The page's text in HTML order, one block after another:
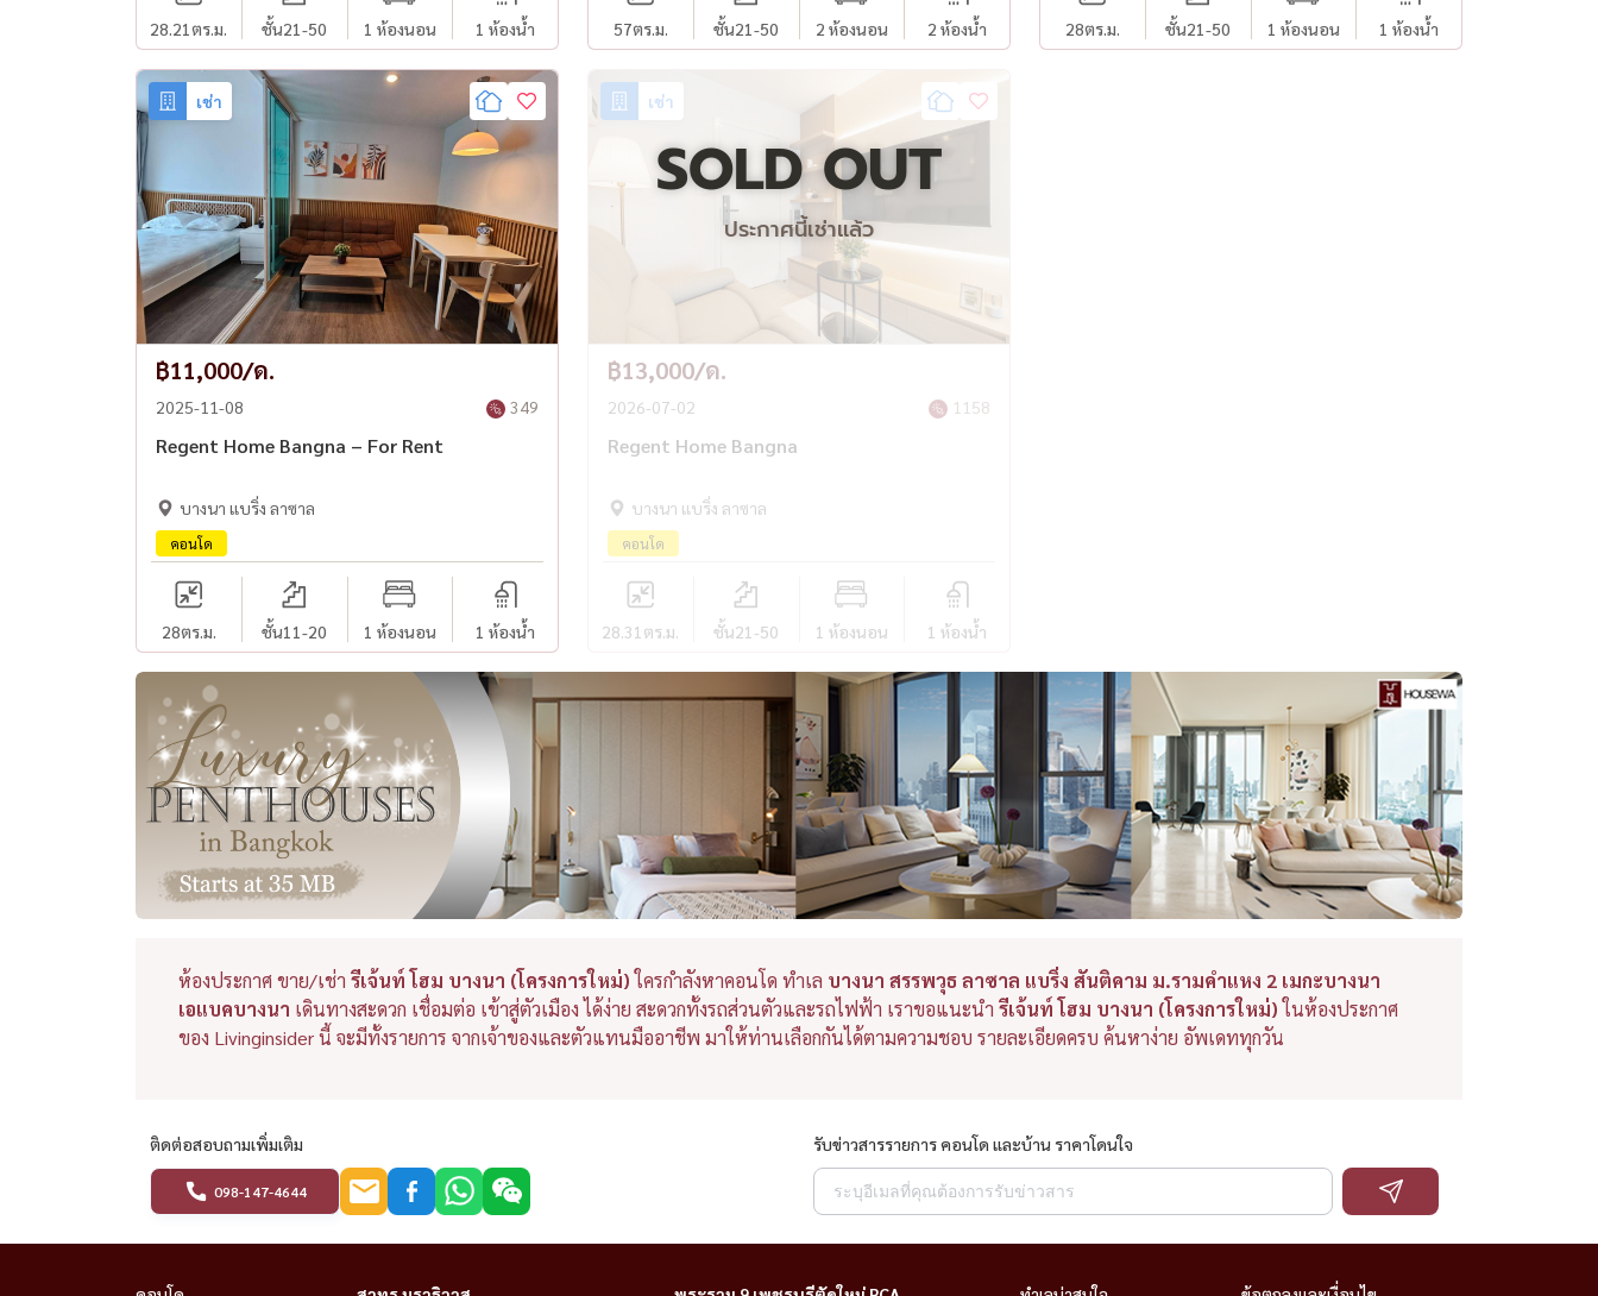
28.21ตร.ม. ชั้น21-50 1 ห้องนอน 1 ห้องน้ำ 57ตร.ม. ชั้น21-50 2 ห้องนอน 2 ห้องน้ำ 28ตร.ม. ชั้น21-50 1 ห้องนอน 1 ห้องน้ำ
เช่า
฿11,000/ด.
2025-11-08 349
Regent Home Bangna – For Rent
บางนา แบริ่ง ลาซาล
คอนโด
28ตร.ม. ชั้น11-20 1 ห้องนอน 1 ห้องน้ำ
เช่า
SOLD OUT
ประกาศนี้เช่าแล้ว
฿13,000/ด.
2026-07-02 1158
Regent Home Bangna
บางนา แบริ่ง ลาซาล
คอนโด
28.31 ตร.ม. ชั้น21-50 1 ห้องนอน 1 ห้องน้ำ
ห้องประกาศ ขาย/เช่า รีเจ้นท์ โฮม บางนา (โครงการใหม่)ใครกำลังหาคอนโด ทำเล บางนา สรรพวุธ ลาซาล แบริ่ง สันติคาม ม.รามคำแหง 2 เมกะบางนา
เอแบคบางนา เดินทางสะดวก เชื่อมต่อ เข้าสู่ตัวเมือง ได้ง่าย สะดวกทั้งรถส่วนตัวและรถไฟฟ้า เราขอแนะนำ รีเจ้นท์ โฮม บางนา (โครงการใหม่)ในห้องประกาศ
ของ Livinginsider นี้ จะมีทั้งรายการ จากเจ้าของและตัวแทนมืออาชีพ มาให้ท่านเลือกกันได้ตามความชอบ รายละเอียดครบ ค้นหาง่าย อัพเดททุกวัน
ติดต่อสอบถามเพิ่มเติม
098-147-4644
รับข่าวสารรายการ คอนโด และบ้าน ราคาโดนใจ